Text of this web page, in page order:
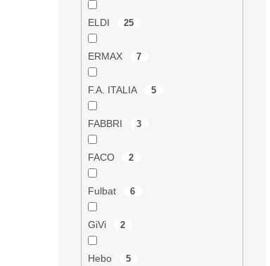
ELDI 25
ERMAX 7
F.A. ITALIA 5
FABBRI 3
FACO 2
Fulbat 6
GiVi 2
Hebo 5